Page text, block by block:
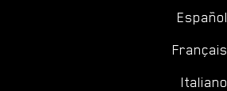
Español
Français
Italiano